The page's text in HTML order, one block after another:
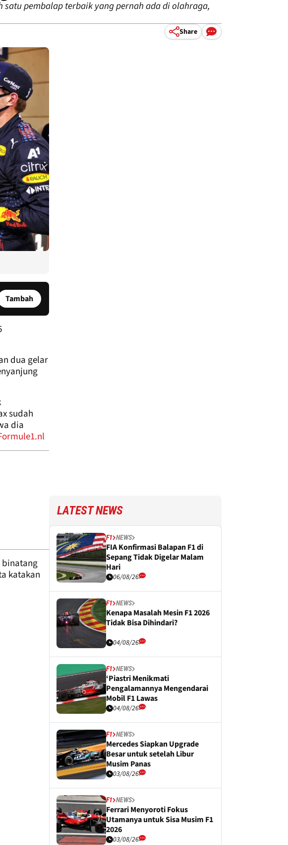
satu pembalap terbaik yang pernah ada di olahraga,
Share
Tambah
dua gelar
sudah
dia
binatang
katakan
LATEST NEWS
F1 NEWS
FIA Konfirmasi Balapan F1 di
Sepang Tidak Digelar Malam
Hari
06/08/26
F1 NEWS
Kenapa Masalah Mesin F1 2026
Tidak Bisa Dihindari?
04/08/26
F1 NEWS
‘Piastri Menikmati
Pengalamannya Mengendarai
Mobil F1 Lawas
04/08/26
F1 NEWS
Mercedes Siapkan Upgrade
Besar untuk setelah Libur
Musim Panas
03/08/26
F1 NEWS
Ferrari Menyoroti Fokus
Utamanya untuk Sisa Musim F1
2026
03/08/26